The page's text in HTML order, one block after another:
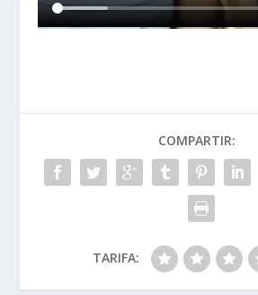
COMPARTIR:
TARIFA: